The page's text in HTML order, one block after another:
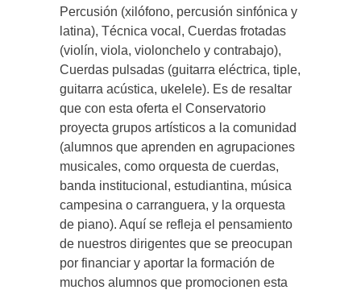
Percusión (xilófono, percusión sinfónica y
latina), Técnica vocal, Cuerdas frotadas
(violín, viola, violonchelo y contrabajo),
Cuerdas pulsadas (guitarra eléctrica, tiple,
guitarra acústica, ukelele). Es de resaltar
que con esta oferta el Conservatorio
proyecta grupos artísticos a la comunidad
(alumnos que aprenden en agrupaciones
musicales, como orquesta de cuerdas,
banda institucional, estudiantina, música
campesina o carranguera, y la orquesta
de piano). Aquí se refleja el pensamiento
de nuestros dirigentes que se preocupan
por financiar y aportar la formación de
muchos alumnos que promocionen esta